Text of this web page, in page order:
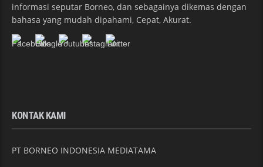
informasi seputar Borneo, dan sebagainya dikemas dengan
bahasa yang mudah dipahami, Cepat, Akurat.
KONTAK KAMI
PT BORNEO INDONESIA MEDIATAMA